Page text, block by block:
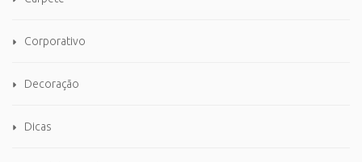
Corporativo
Decoração
Dicas